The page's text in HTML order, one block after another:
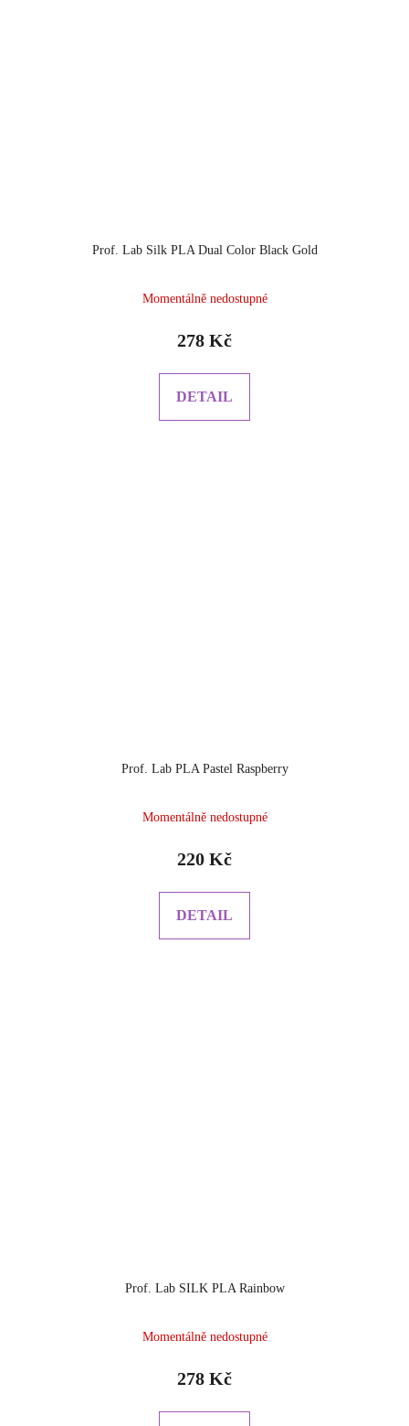
Prof. Lab Silk PLA Dual Color Black Gold
Momentálně nedostupné
278 Kč
DETAIL
Prof. Lab PLA Pastel Raspberry
Momentálně nedostupné
220 Kč
DETAIL
Prof. Lab SILK PLA Rainbow
Momentálně nedostupné
278 Kč